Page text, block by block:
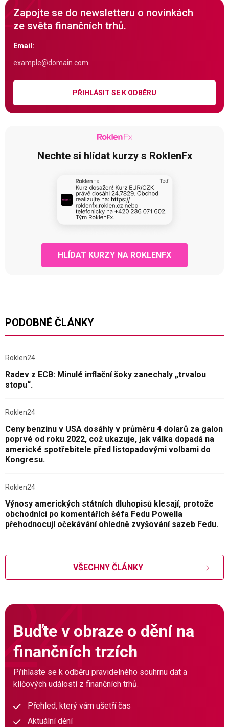
Zapojte se do newsletteru o novinkách
ze světa finančních trhů.
Email:
PŘIHLÁSIT SE K ODBĚRU
Nechte si hlídat kurzy s RoklenFx
HLÍDAT KURZY NA ROKLENFX
PODOBNÉ ČLÁNKY
Roklen24
Radev z ECB: Minulé inflační šoky zanechaly „trvalou
stopu“.
Roklen24
Ceny benzinu v USA dosáhly v průměru 4 dolarů za galon
poprvé od roku 2022, což ukazuje, jak válka dopadá na
americké spotřebitele před listopadovými volbami do
Kongresu.
Roklen24
Výnosy amerických státních dluhopisů klesají, protože
obchodníci po komentářích šéfa Fedu Powella
přehodnocují očekávání ohledně zvyšování sazeb Fedu.
VŠECHNY ČLÁNKY
Buďte v obraze o dění na
finančních trzích
Přihlaste se k odběru pravidelného souhrnu dat a
klíčových událostí z finančních trhů.
Přehled, který vám ušetří čas
Aktuální dění